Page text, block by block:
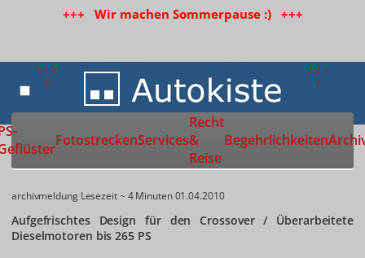
+++ Wir machen Sommerpause :) +++
Zur Startseite
FotostreckenServices
Recht
&
Reise
Begehrlichkeiten
archivmeldung Lesezeit ~ 4 Minuten01.04.2010
Aufgefrischtes Design für den Crossover / Überarbeitete
Dieselmotoren bis 265 PS